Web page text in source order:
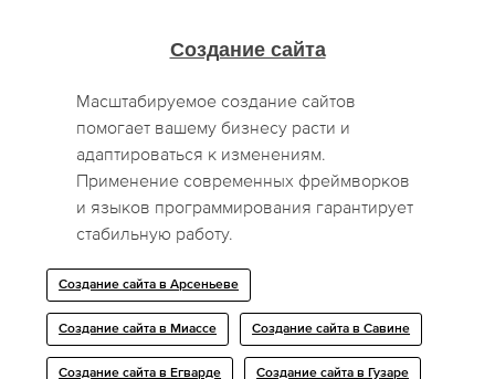
Создание сайта
Масштабируемое создание сайтов
помогает вашему бизнесу расти и
адаптироваться к изменениям.
Применение современных фреймворков
и языков программирования гарантирует
стабильную работу.
Создание сайта в Арсеньеве
Создание сайта в Миассе Создание сайта в Савине
Создание сайта в Егварде Создание сайта в Гузаре